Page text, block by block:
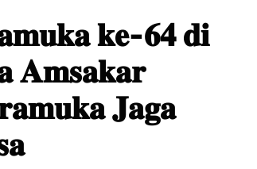
𝐤𝐞-𝟔𝟒 𝐝𝐢
𝐀𝐦𝐬𝐚𝐤𝐚𝐫
𝐉𝐚𝐠𝐚